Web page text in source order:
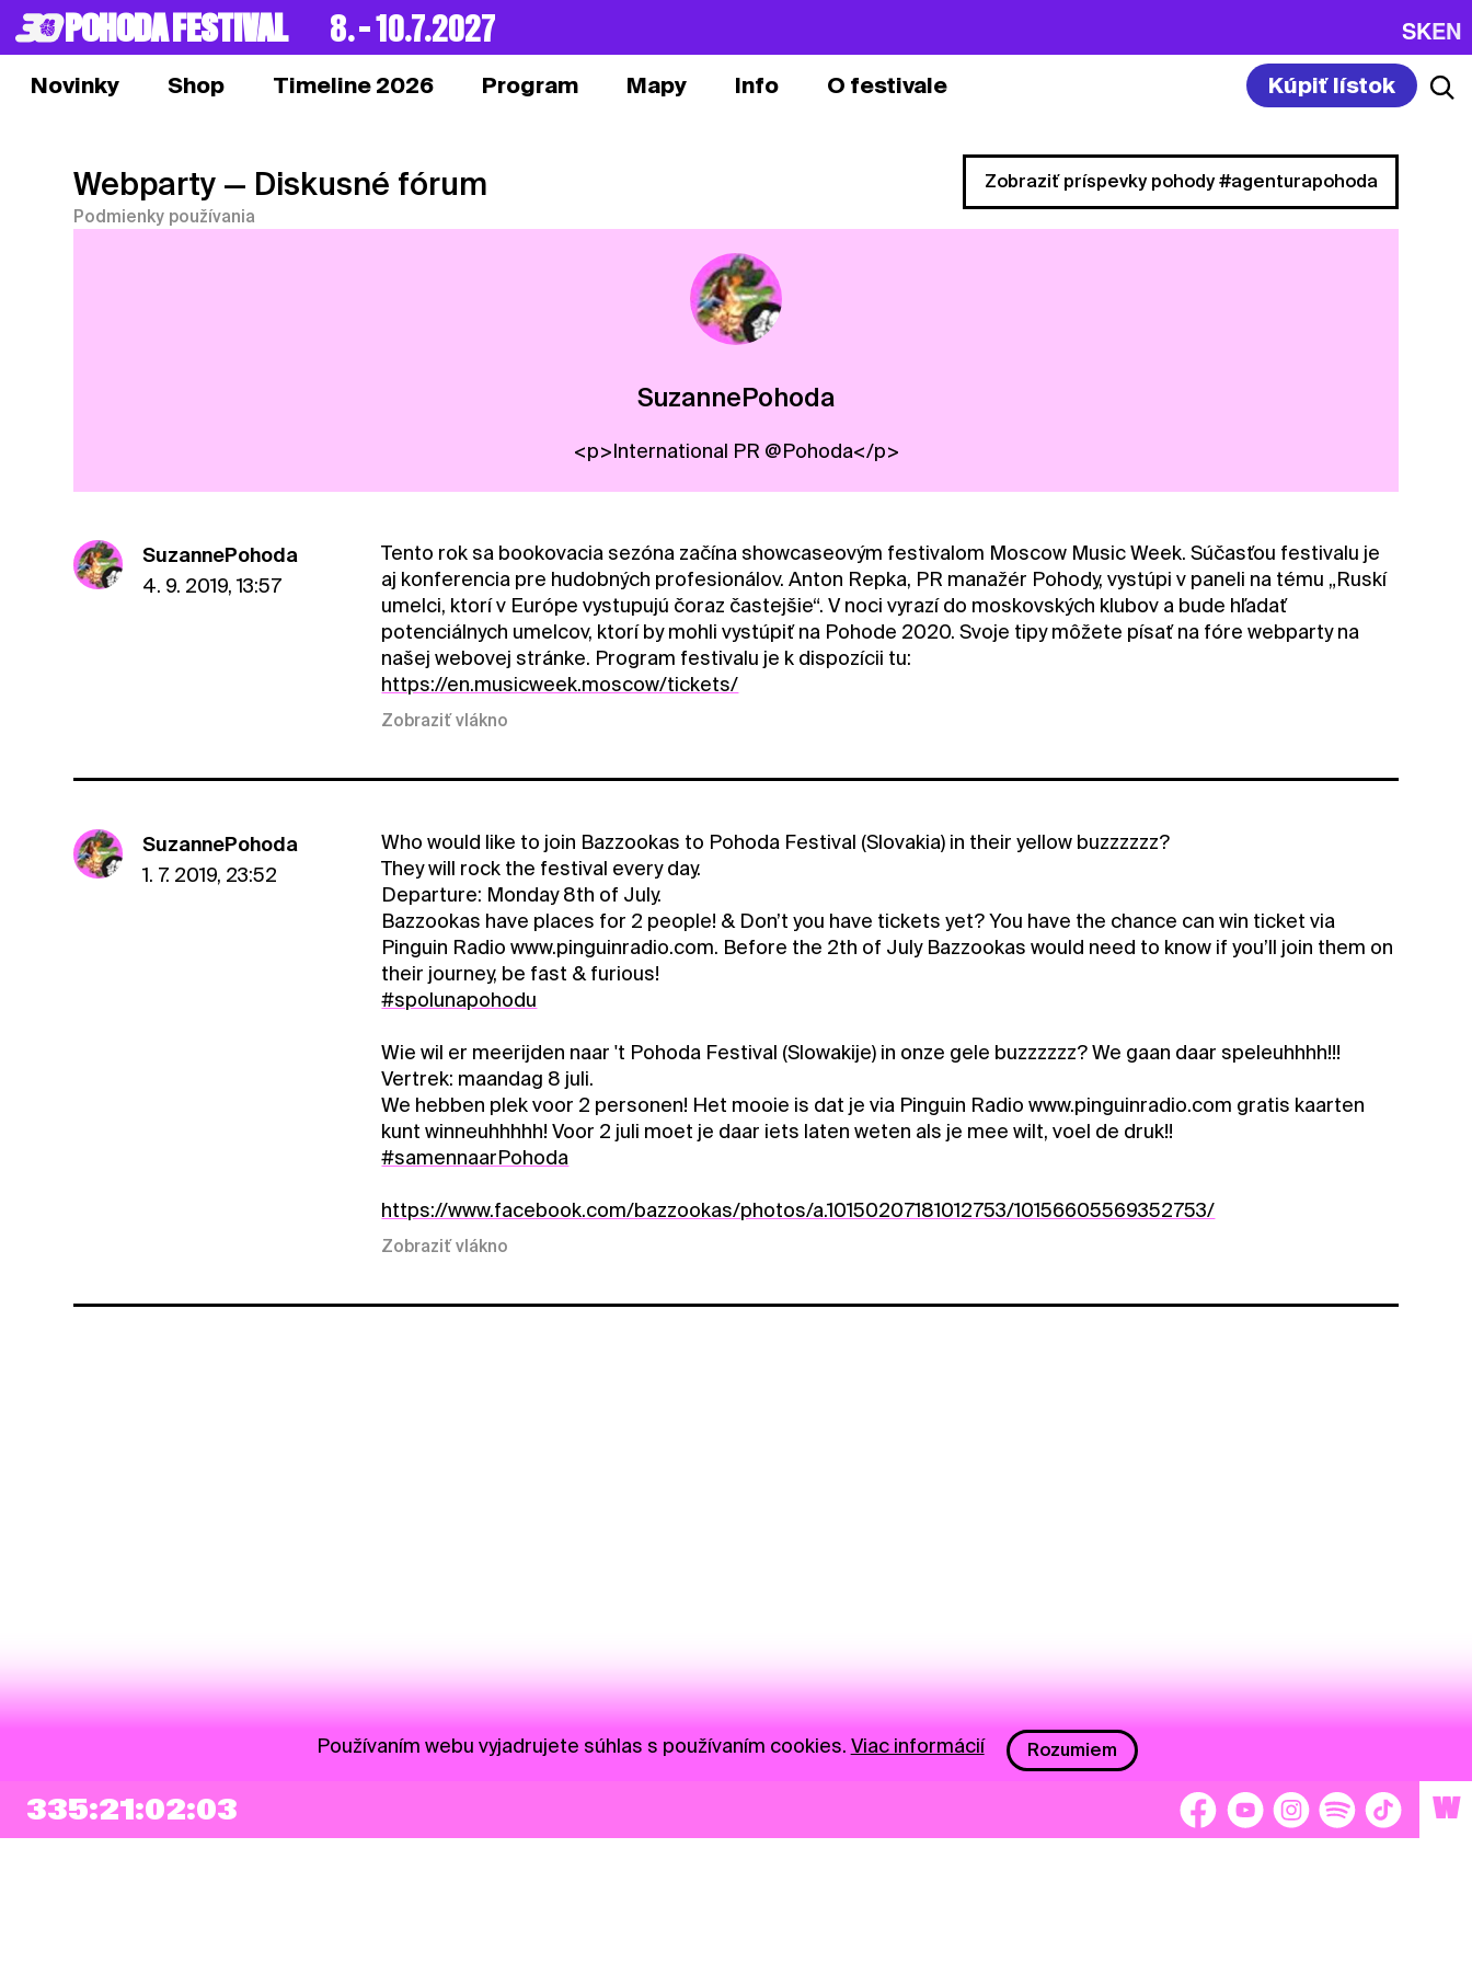
POHODA FESTIVAL 8. – 10.7.2027 SKEN
Novinky Shop Timeline 2026 Program Mapy Info O festivale Kúpiť lístok
Webparty — Diskusné fórum
Podmienky používania
Zobraziť príspevky pohody #agenturapohoda
SuzannePohoda
<p>International PR @Pohoda</p>
SuzannePohoda
4. 9. 2019, 13:57
Tento rok sa bookovacia sezóna začína showcaseovým festivalom Moscow Music Week. Súčasťou festivalu je
aj konferencia pre hudobných profesionálov. Anton Repka, PR manažér Pohody, vystúpi v paneli na tému „Ruskí
umelci, ktorí v Európe vystupujú čoraz častejšie“. V noci vyrazí do moskovských klubov a bude hľadať
potenciálnych umelcov, ktorí by mohli vystúpiť na Pohode 2020. Svoje tipy môžete písať na fóre webparty na
našej webovej stránke. Program festivalu je k dispozícii tu:
https://en.musicweek.moscow/tickets/
Zobraziť vlákno
SuzannePohoda
1. 7. 2019, 23:52
Who would like to join Bazzookas to Pohoda Festival (Slovakia) in their yellow buzzzzzz?
They will rock the festival every day.
Departure: Monday 8th of July.
Bazzookas have places for 2 people! & Don’t you have tickets yet? You have the chance can win ticket via
Pinguin Radio www.pinguinradio.com. Before the 2th of July Bazzookas would need to know if you’ll join them on
their journey, be fast & furious!
#spolunapohodu
Wie wil er meerijden naar 't Pohoda Festival (Slowakije) in onze gele buzzzzzz? We gaan daar speleuhhhh!!!
Vertrek: maandag 8 juli.
We hebben plek voor 2 personen! Het mooie is dat je via Pinguin Radio www.pinguinradio.com gratis kaarten
kunt winneuhhhhh! Voor 2 juli moet je daar iets laten weten als je mee wilt, voel de druk!!
#samennaarPohoda
https://www.facebook.com/bazzookas/photos/a.10150207181012753/10156605569352753/
Zobraziť vlákno
335:21:02:03 W
Používaním webu vyjadrujete súhlas s používaním cookies. Viac informácií Rozumiem